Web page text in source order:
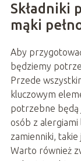
Składniki
mąki
Aby
będziemy
Przede
kluczowym
potrzebne będą
osób z alergiami
zamienniki,
Warto również